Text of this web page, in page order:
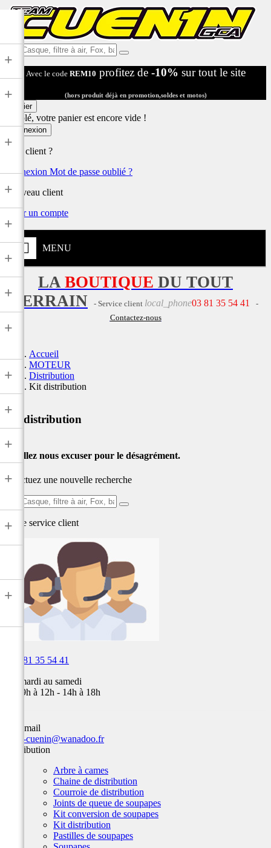
Ex:
Casque,
filtre
air,
Fox,
...
Avec le code REM10 profitez de -10% sur tout le site
(hors produit déjà en promotion,soldes et motos)
Panier
Désolé, votre panier est encore vide !
Connexion
Déjà client ?
Connexion Mot de passe oublié ?
Nouveau client
Créer un compte
MENU
+
+
+
+
+
+
+
+
+
+
+
+
+
+
LA BOUTIQUE DU TOUT
TERRAIN
- Service client local_phone03 81 35 54 41
-
Contactez-nous
Accueil
MOTEUR
Distribution
Kit distribution
Kit distribution
Veuillez nous excuser pour le désagrément.
Effectuez une nouvelle recherche
Ex:
batterie
Notre service client
03 81 35 54 41
Du mardi au samedi
de 09h à 12h - 14h à 18h
Par email
team-cuenin@wanadoo.fr
Distribution
Arbre à cames
Chaine de distribution
Courroie de distribution
Joints de queue de soupapes
Kit conversion de soupapes
Kit distribution
Pastilles de soupapes